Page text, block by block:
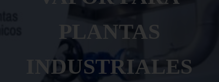
PLANTAS
INDUSTRIALES